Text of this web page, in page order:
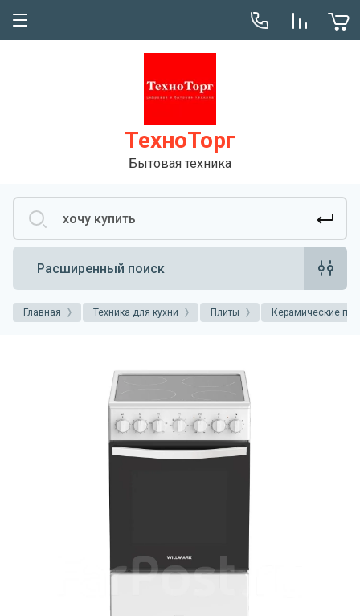
ТехноТорг
Бытовая техника
Расширенный поиск
Главная Техника для кухни Плиты Керамические